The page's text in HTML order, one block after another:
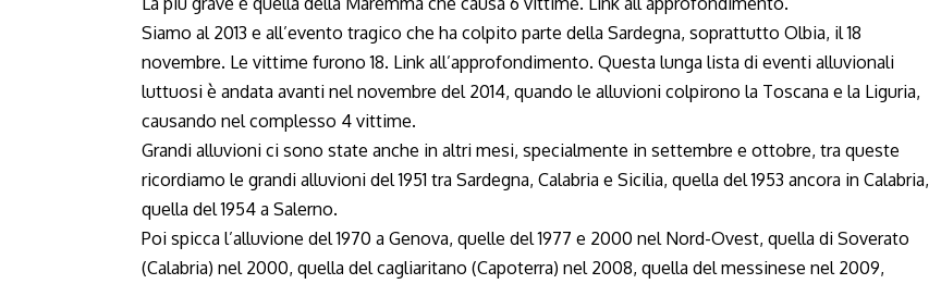
Siamo al 2013 e all’evento tragico che ha colpito parte della Sardegna, soprattutto Olbia, il 18
novembre. Le vittime furono 18. Link all’approfondimento. Questa lunga lista di eventi alluvionali
luttuosi è andata avanti nel novembre del 2014, quando le alluvioni colpirono la Toscana e la Liguria,
causando nel complesso 4 vittime.
Grandi alluvioni ci sono state anche in altri mesi, specialmente in settembre e ottobre, tra queste
ricordiamo le grandi alluvioni del 1951 tra Sardegna, Calabria e Sicilia, quella del 1953 ancora in Calabria,
quella del 1954 a Salerno.
Poi spicca l’alluvione del 1970 a Genova, quelle del 1977 e 2000 nel Nord-Ovest, quella di Soverato
(Calabria) nel 2000, quella del cagliaritano (Capoterra) nel 2008, quella del messinese nel 2009,